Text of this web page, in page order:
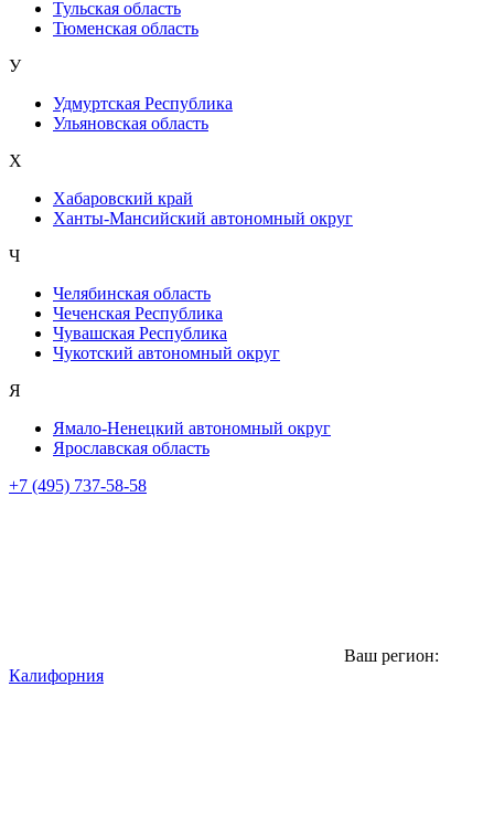
Тульская область
Тюменская область
У
Удмуртская Республика
Ульяновская область
Х
Хабаровский край
Ханты-Мансийский автономный округ
Ч
Челябинская область
Чеченская Республика
Чувашская Республика
Чукотский автономный округ
Я
Ямало-Ненецкий автономный округ
Ярославская область
+7 (495) 737-58-58
Ваш регион:
Калифорния